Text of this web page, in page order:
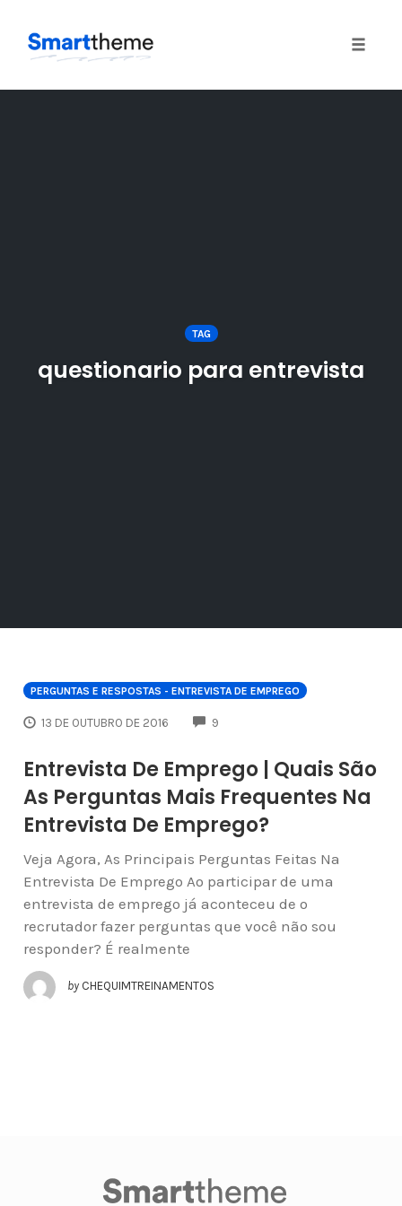
TAG
questionario para entrevista
PERGUNTAS E RESPOSTAS - ENTREVISTA DE EMPREGO
13 DE OUTUBRO DE 2016 9
Entrevista De Emprego | Quais São
As Perguntas Mais Frequentes Na
Entrevista De Emprego?
Veja Agora, As Principais Perguntas Feitas Na
Entrevista De Emprego Ao participar de uma
entrevista de emprego já aconteceu de o
recrutador fazer perguntas que você não sou
responder? É realmente
by CHEQUIMTREINAMENTOS